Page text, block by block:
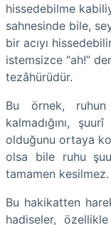
hissedebilme
sahnesinde bile,
bir acıyı
istemsizce “ah!”
tezâhürüdür.
Bu örnek, ruhun
kalmadığını,
olduğunu ortaya
olsa bile ruhu
tamamen kesilmez.
Bu hakikatten
hadiseler,